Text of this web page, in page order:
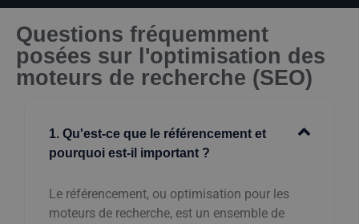
Questions fréquemment
posées sur l'optimisation des
moteurs de recherche (SEO)
1. Qu'est-ce que le référencement et
pourquoi est-il important ?
Le référencement, ou optimisation pour les
moteurs de recherche, est un ensemble de